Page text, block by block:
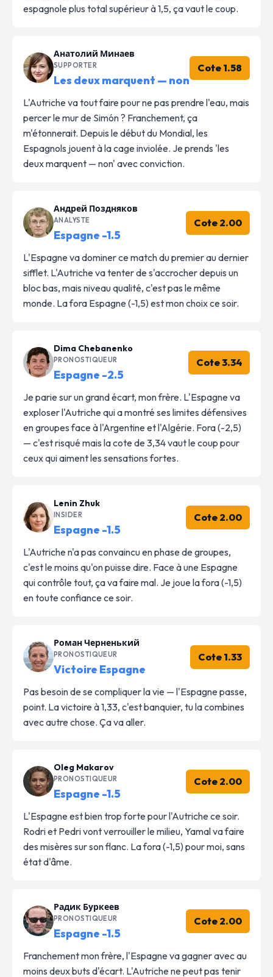
espagnole plus total supérieur à 1,5, ça vaut le coup.
Анатолий Минаев
SUPPORTER
Les deux marquent — non
Cote 1.58
L'Autriche va tout faire pour ne pas prendre l'eau, mais
percer le mur de Simón ? Franchement, ça
m'étonnerait. Depuis le début du Mondial, les
Espagnols jouent à la cage inviolée. Je prends 'les
deux marquent — non' avec conviction.
Андрей Поздняков
ANALYSTE
Espagne -1.5
Cote 2.00
L'Espagne va dominer ce match du premier au dernier
sifflet. L'Autriche va tenter de s'accrocher depuis un
bloc bas, mais niveau qualité, c'est pas le même
monde. La fora Espagne (-1,5) est mon choix ce soir.
Dima Chebanenko
PRONOSTIQUEUR
Espagne -2.5
Cote 3.34
Je parie sur un grand écart, mon frère. L'Espagne va
exploser l'Autriche qui a montré ses limites défensives
en groupes face à l'Argentine et l'Algérie. Fora (-2,5)
— c'est risqué mais la cote de 3,34 vaut le coup pour
ceux qui aiment les sensations fortes.
Lenin Zhuk
INSIDER
Espagne -1.5
Cote 2.00
L'Autriche n'a pas convaincu en phase de groupes,
c'est le moins qu'on puisse dire. Face à une Espagne
qui contrôle tout, ça va faire mal. Je joue la fora (-1,5)
en toute confiance ce soir.
Роман Черненький
PRONOSTIQUEUR
Victoire Espagne
Cote 1.33
Pas besoin de se compliquer la vie — l'Espagne passe,
point. La victoire à 1,33, c'est banquier, tu la combines
avec autre chose. Ça va aller.
Oleg Makarov
PRONOSTIQUEUR
Espagne -1.5
Cote 2.00
L'Espagne est bien trop forte pour l'Autriche ce soir.
Rodri et Pedri vont verrouiller le milieu, Yamal va faire
des misères sur son flanc. La fora (-1,5) pour moi, sans
état d'âme.
Радик Буркеев
PRONOSTIQUEUR
Espagne -1.5
Cote 2.00
Franchement mon frère, l'Espagne va gagner avec au
moins deux buts d'écart. L'Autriche ne peut pas tenir